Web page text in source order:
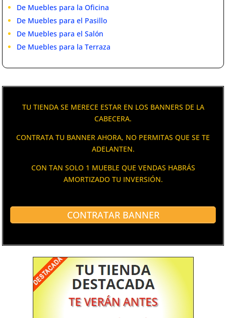
De Muebles para la Oficina
De Muebles para el Pasillo
De Muebles para el Salón
De Muebles para la Terraza
TU TIENDA SE MERECE ESTAR EN LOS BANNERS DE LA
CABECERA.
CONTRATA TU BANNER AHORA, NO PERMITAS QUE SE TE
ADELANTEN.
CON TAN SOLO 1 MUEBLE QUE VENDAS HABRÁS
AMORTIZADO TU INVERSIÓN.
CONTRATAR BANNER